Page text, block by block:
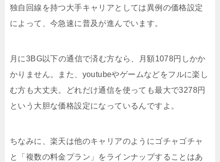
独自回線を持つ大手キャリアとしては異例の価格設定
によって、今急速に普及が進んでいます。
月に3BG以下の通信で済む方なら、月額1078円しかか
かりません。また、youtubeやゲームなどをフルに楽し
む方も大丈夫。どれだけ通信を使っても最大で3278円
という大胆な価格設定になっているんですよ。
ちなみに、楽天は他のキャリアのようにゴチャゴチャ
と「複数の料金プラン」をラインナップすることはあ